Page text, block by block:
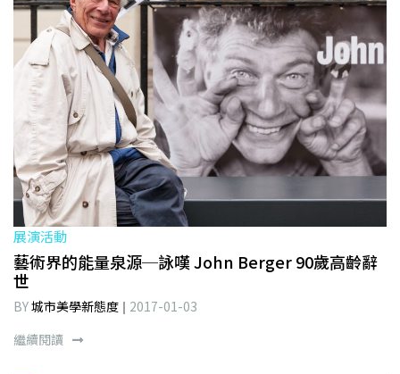
展演活動
藝術界的能量泉源─詠嘆 John Berger 90歲高齡辭
世
BY城市美學新態度
2017-01-03
繼續閱讀